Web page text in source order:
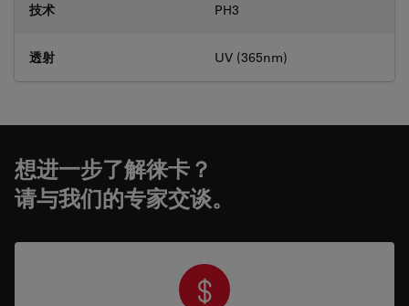
技术 PH3
透射 UV (365nm)
想进一步了解徕卡？
请与我们的专家交谈。